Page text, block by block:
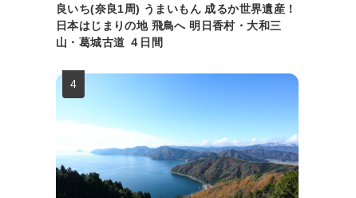
良いち(奈良1周) うまいもん 成るか世界遺産！
日本はじまりの地 飛鳥へ 明日香村・大和三
山・葛城古道 ４日間